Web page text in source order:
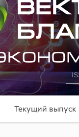
Текущий выпуск